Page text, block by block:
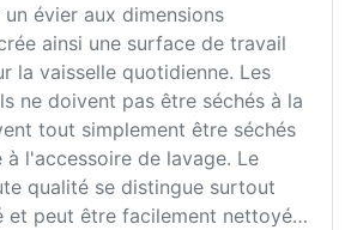
évier aux dimensions
ainsi une surface de travail
la vaisselle quotidienne. Les
ne doivent pas être séchés à la
tout simplement être séchés
à l'accessoire de lavage. Le
qualité se distingue surtout
et peut être facilement nettoyé